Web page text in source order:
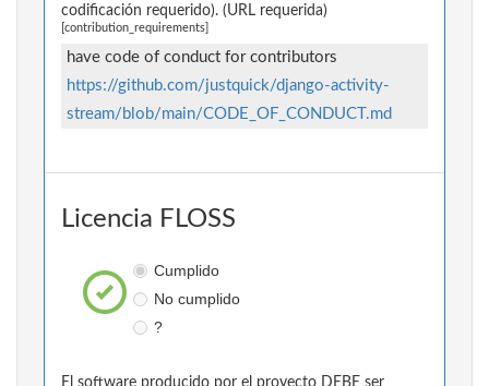
codificación requerido). (URL requerida)
[contribution_requirements]
have code of conduct for contributors
https://github.com/justquick/django-activity-
stream/blob/main/CODE_OF_CONDUCT.md
Licencia FLOSS
Cumplido
No cumplido
?